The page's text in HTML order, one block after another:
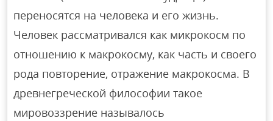
переносятся на человека и его жизнь.
Человек рассматривался как микрокосм по
отношению к макрокосму, как часть и своего
рода повторение, отражение макрокосма. В
древнегреческой философии такое
мировоззрение называлось